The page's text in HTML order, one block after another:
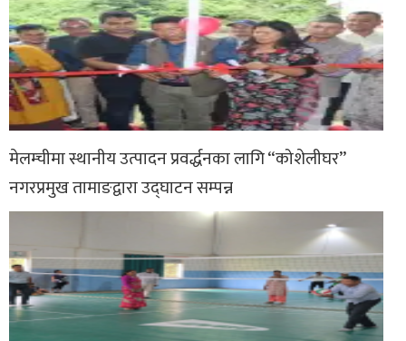
मेलम्चीमा स्थानीय उत्पादन प्रवर्द्धनका लागि “कोशेलीघर”
नगरप्रमुख तामाङद्वारा उद्घाटन सम्पन्न